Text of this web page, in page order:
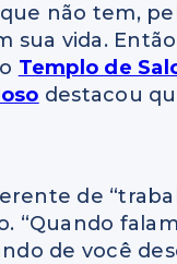
não tem,
sua vida.
Templo de
destacou
de
“Quando
de você